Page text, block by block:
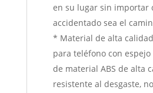
en su lugar sin importar
accidentado sea el
* Material de alta
para teléfono con
de material ABS de alta
resistente al desgaste,